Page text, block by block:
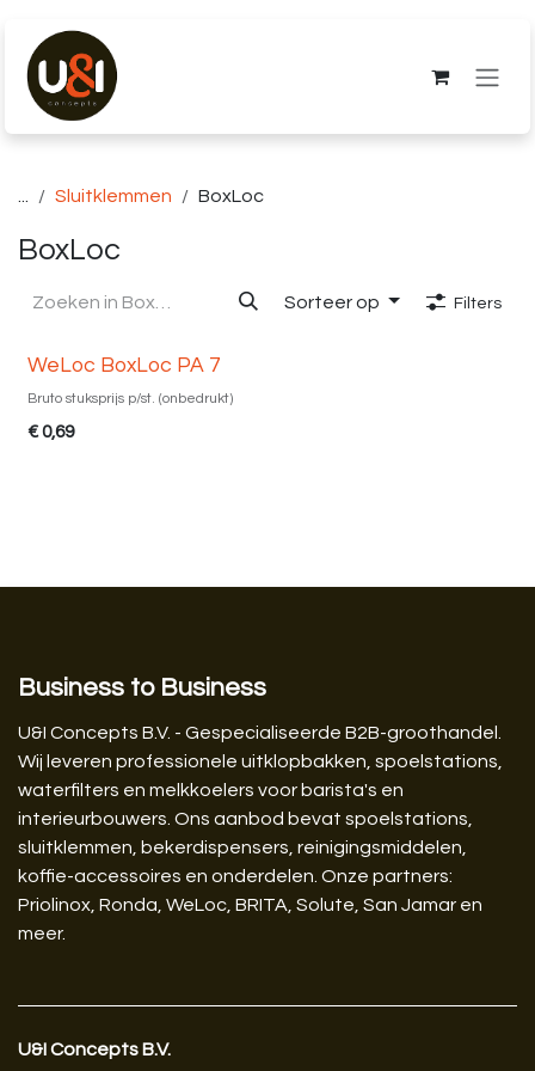
Sluitklemmen BoxLoc
BoxLoc
Sorteer op Filters
WeLoc BoxLoc PA 7
Bruto stuksprijs p/st. (onbedrukt)
€0,69
Business to Business
U&I Concepts B.V. - Gespecialiseerde B2B-groothandel.
Wij leveren professionele uitklopbakken, spoelstations,
waterfilters en melkkoelers voor barista's en
interieurbouwers. Ons aanbod bevat spoelstations,
sluitklemmen, bekerdispensers, reinigingsmiddelen,
koffie-accessoires en onderdelen. Onze partners:
Priolinox, Ronda, WeLoc, BRITA, Solute, San Jamar en
meer.
U&I Concepts B.V.​